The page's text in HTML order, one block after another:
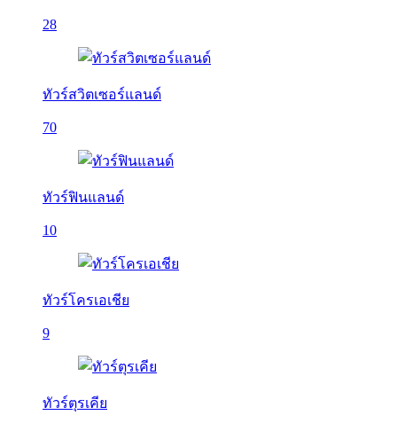
28
ทัวร์สวิตเซอร์แลนด์
70
ทัวร์ฟินแลนด์
10
ทัวร์โครเอเชีย
9
ทัวร์ตุรเคีย